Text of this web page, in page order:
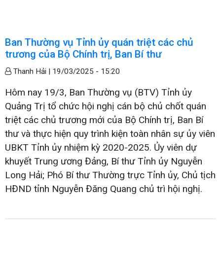
Ban Thường vụ Tỉnh ủy quán triệt các chủ
trương của Bộ Chính trị, Ban Bí thư
Thanh Hải | 19/03/2025 - 15:20
Hôm nay 19/3, Ban Thường vụ (BTV) Tỉnh ủy
Quảng Trị tổ chức hội nghị cán bộ chủ chốt quán
triệt các chủ trương mới của Bộ Chính trị, Ban Bí
thư và thực hiện quy trình kiện toàn nhân sự ủy viên
UBKT Tỉnh ủy nhiệm kỳ 2020-2025. Ủy viên dự
khuyết Trung ương Đảng, Bí thư Tỉnh ủy Nguyễn
Long Hải; Phó Bí thư Thường trực Tỉnh ủy, Chủ tịch
HĐND tỉnh Nguyễn Đăng Quang chủ trì hội nghị.